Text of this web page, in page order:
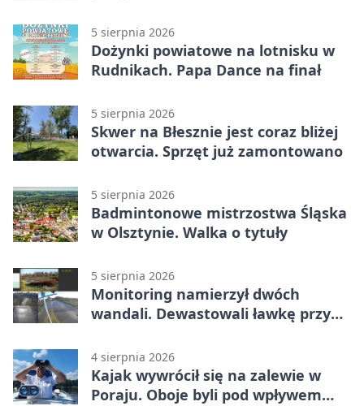
5 sierpnia 2026
Dożynki powiatowe na lotnisku w
Rudnikach. Papa Dance na finał
5 sierpnia 2026
Skwer na Błesznie jest coraz bliżej
otwarcia. Sprzęt już zamontowano
5 sierpnia 2026
Badmintonowe mistrzostwa Śląska
w Olsztynie. Walka o tytuły
5 sierpnia 2026
Monitoring namierzył dwóch
wandali. Dewastowali ławkę przy
4 sierpnia 2026
Kajak wywrócił się na zalewie w
Poraju. Oboje byli pod wpływem